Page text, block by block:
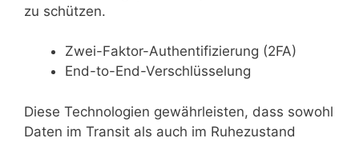
zu schützen.
Zwei-Faktor-Authentifizierung (2FA)
End-to-End-Verschlüsselung
Diese Technologien gewährleisten, dass sowohl
Daten im Transit als auch im Ruhezustand